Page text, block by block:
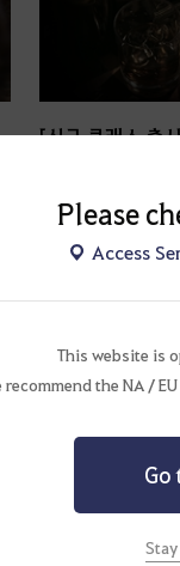
Please
Access
This website is
recommend the NA /
Go
[신규 클래스 출
8월, 매일 찾아